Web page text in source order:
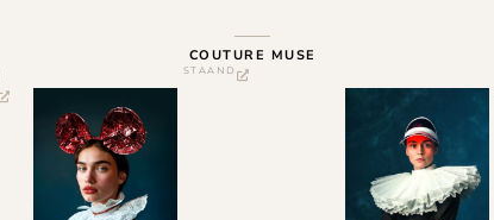
COUTURE MUSE
STAAND